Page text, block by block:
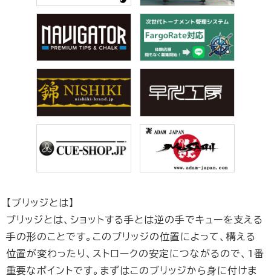
【ブリッジとは】
ブリッジとは、ショットする手とは逆の手でキューを支える
手の形のことです。このブリッジの位置によって、構える
位置が変わったり、ストロークの安定につながるので、1番
重要なポイントです。まずはこのブリッジから身に付けま